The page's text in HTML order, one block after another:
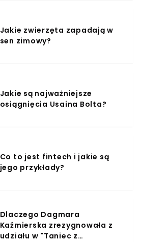
Jakie zwierzęta zapadają w
sen zimowy?
Jakie są najważniejsze
osiągnięcia Usaina Bolta?
Co to jest fintech i jakie są
jego przykłady?
Dlaczego Dagmara
Kaźmierska zrezygnowała z
udziału w "Taniec z